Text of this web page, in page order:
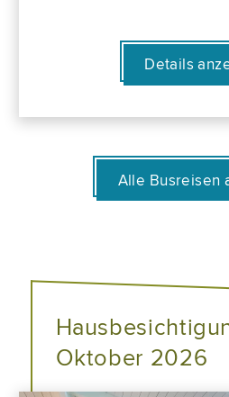
Details
Alle Busreisen
Oktober 2026